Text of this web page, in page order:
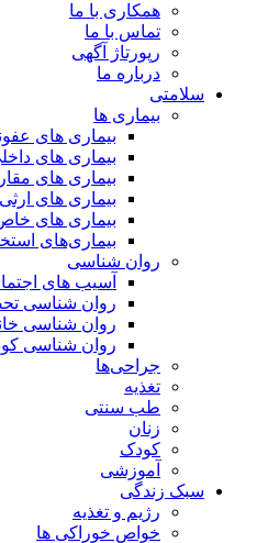
همکاری با ما
تماس با ما
رپورتاژ آگهی
درباره ما
سلامتی
بیماری ها
بیماری های
بیماری های
بیماری های
بیماری های ارثی
بیماری های
بیماری‌های
روان شناسی
آسیب های
روان شناسی
روان شناسی
روان شناسی
جراحی‌ها
تغذیه
طب سنتی
زنان
کودک
آموزشی
سبک زندگی
رژیم و تغذیه
خواص خوراکی ها